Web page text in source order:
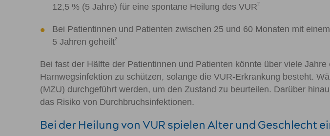
12,5 % (5 Jahre) für eine spontane Heilung des VUR2
Bei Patientinnen und Patienten zwischen 25 und 60 Monaten mit
5 Jahren geheilt2
Bei fast der Hälfte der Patientinnen und Patienten könnte über viele
Harnwegsinfektion zu schützen, solange die VUR-Erkrankung besteht.
(MZU) durchgeführt werden, um den Zustand zu beurteilen. Darüber
das Risiko von Durchbruchsinfektionen.
Bei der Heilung von VUR spielen Alter und Geschlecht